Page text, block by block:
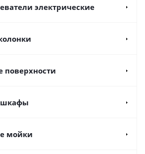
электрические
поверхности
шкафы
мойки